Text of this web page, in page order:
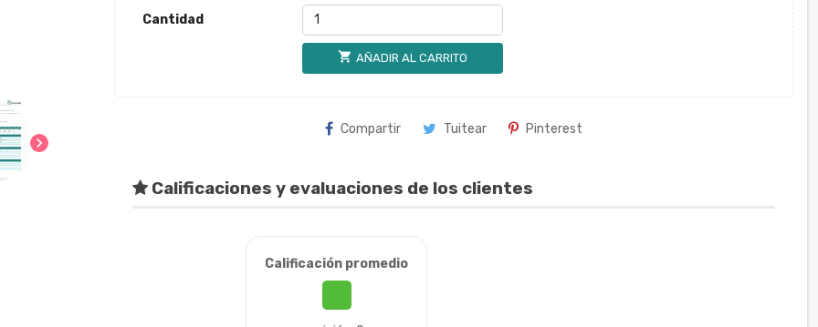
chevron_right
Cantidad
shopping_cart AÑADIR AL CARRITO
Compartir Tuitear Pinterest
Calificaciones y evaluaciones de los clientes
Calificación promedio